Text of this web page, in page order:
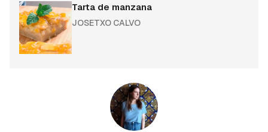
Tarta de manzana
JOSETXO CALVO